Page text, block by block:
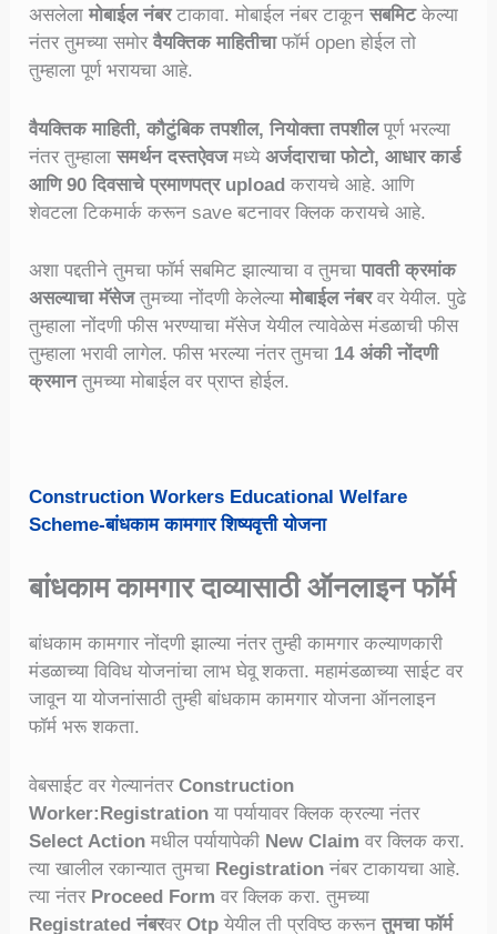
असलेला मोबाईल नंबरटाकावा. मोबाईल नंबर टाकूनसबमिटकेल्या
नंतर तुमच्या समोरवैयक्तिक माहितीचाफॉर्म open होईल तो
तुम्हाला पूर्ण भरायचा आहे.
वैयक्तिक माहिती, कौटुंबिक तपशील, नियोक्ता तपशीलपूर्ण भरल्या
नंतर तुम्हालासमर्थन दस्तऐवजमध्येअर्जदाराचा फोटो, आधार कार्ड
आणि 90 दिवसाचे प्रमाणपत्र upload करायचे आहे. आणि
शेवटला टिकमार्क करून save बटनावर क्लिक करायचे आहे.
अशा पद्दतीने तुमचा फॉर्म सबमिट झाल्याचा व तुमचापावती क्रमांक
असल्याचा मॅसेजतुमच्या नोंदणी केलेल्यामोबाईल नंबरवर येयील. पुढे
तुम्हाला नोंदणी फीस भरण्याचा मॅसेज येयील त्यावेळेस मंडळाची फीस
तुम्हाला भरावी लागेल. फीस भरल्या नंतर तुमचा 14 अंकी नोंदणी
क्रमानतुमच्या मोबाईल वर प्राप्त होईल.
Construction Workers Educational Welfare
Scheme-बांधकाम कामगार शिष्यवृत्ती योजना
बांधकाम कामगार दाव्यासाठी ऑनलाइन फॉर्म
बांधकाम कामगार नोंदणी झाल्या नंतर तुम्ही कामगार कल्याणकारी
मंडळाच्या विविध योजनांचा लाभ घेवू शकता. महामंडळाच्या साईट वर
जावून या योजनांसाठी तुम्ही बांधकाम कामगार योजना ऑनलाइन
फॉर्म भरू शकता.
वेबसाईट वर गेल्यानंतरConstruction
Worker:Registration या पर्यायावर क्लिक क्रल्या नंतर
Select Action मधील पर्यायापेकी New Claim वर क्लिक करा.
त्या खालील रकान्यात तुमचा Registration नंबर टाकायचा आहे.
त्या नंतर Proceed Form वर क्लिक करा. तुमच्या
Registrated नंबरवरOtp येयील ती प्रविष्ठ करूनतुमचा फॉर्म